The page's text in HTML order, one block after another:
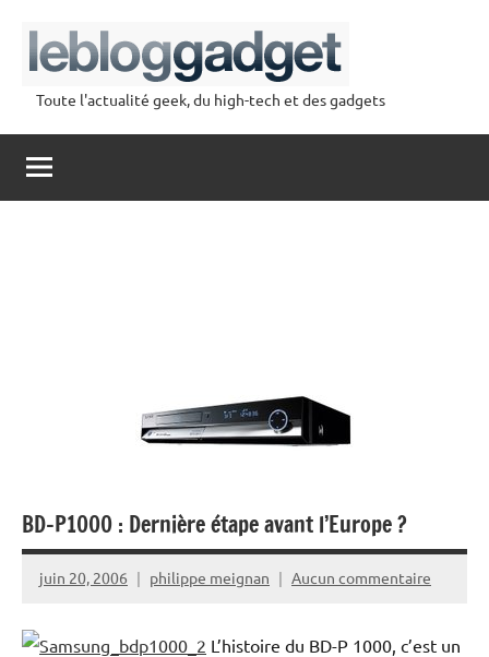
contenu
lebloggadget
Toute l'actualité geek, du high-tech et des gadgets
BD-P1000 : Dernière étape avant l’Europe ?
juin 20, 2006 philippe meignan Aucun commentaire
L’histoire du BD-P 1000, c’est un